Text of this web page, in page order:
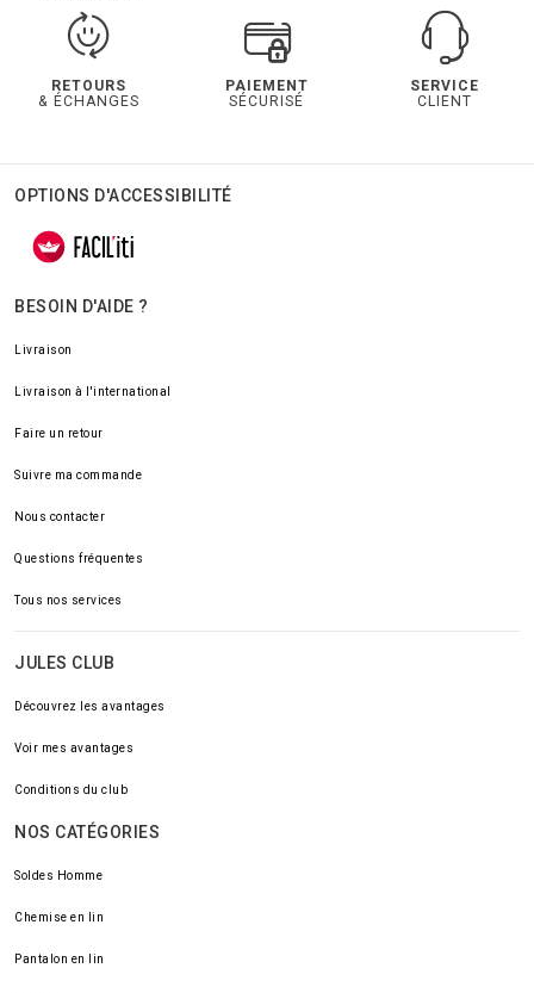
RETOURS
& ÉCHANGES
PAIEMENT
SÉCURISÉ
SERVICE
CLIENT
OPTIONS D'ACCESSIBILITÉ
BESOIN D'AIDE ?
Livraison
Livraison à l'international
Faire un retour
Suivre ma commande
Nous contacter
Questions fréquentes
Tous nos services
JULES CLUB
Découvrez les avantages
Voir mes avantages
Conditions du club
NOS CATÉGORIES
Soldes Homme
Chemise en lin
Pantalon en lin